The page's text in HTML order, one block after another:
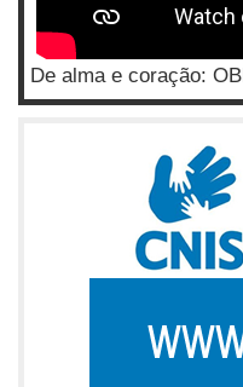
De alma e coração: